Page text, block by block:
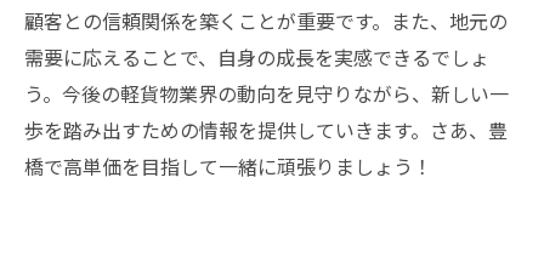
顧客との信頼関係を築くことが重要です。また、地元の
需要に応えることで、自身の成長を実感できるでしょ
う。今後の軽貨物業界の動向を見守りながら、新しい一
歩を踏み出すための情報を提供していきます。さあ、豊
橋で高単価を目指して一緒に頑張りましょう！